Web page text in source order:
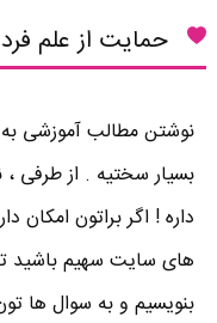
حمایت از علم
نوشتن مطالب آموزشی به
بسیار سختیه . از
داره ! اگر براتون امکان
های سایت سهیم باشید
بنویسیم و به سوال ها